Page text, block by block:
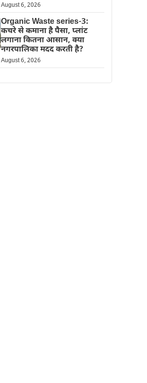
August 6, 2026
Organic Waste series-3:
कचरे से कमाना है पैसा, प्लांट
लगाना कितना आसान, क्या
नगरपालिका मदद करती है?
August 6, 2026